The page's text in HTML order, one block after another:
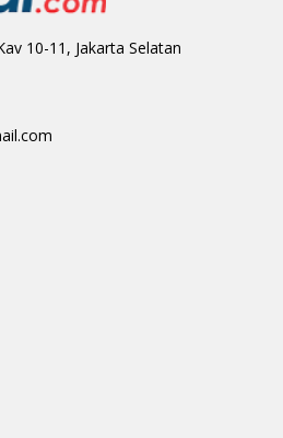
10-11, Jakarta Selatan